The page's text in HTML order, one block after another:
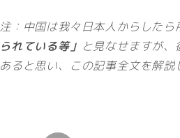
注：中国は我々日本人からしたら
られている等」 と見なせますが
あると思い、この記事全文を解説